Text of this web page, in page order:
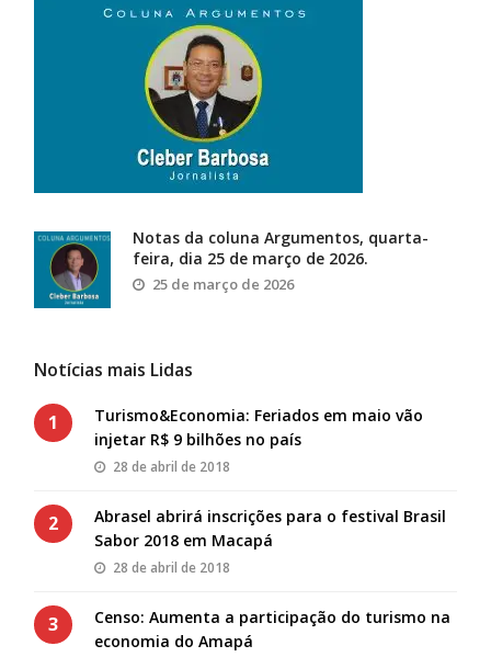
Notas da coluna Argumentos, quarta-
feira, dia 25 de março de 2026.
25 de março de 2026
Notícias mais Lidas
1
Turismo&Economia: Feriados em maio vão
injetar R$ 9 bilhões no país
28 de abril de 2018
2
Abrasel abrirá inscrições para o festival Brasil
Sabor 2018 em Macapá
28 de abril de 2018
3
Censo: Aumenta a participação do turismo na
economia do Amapá